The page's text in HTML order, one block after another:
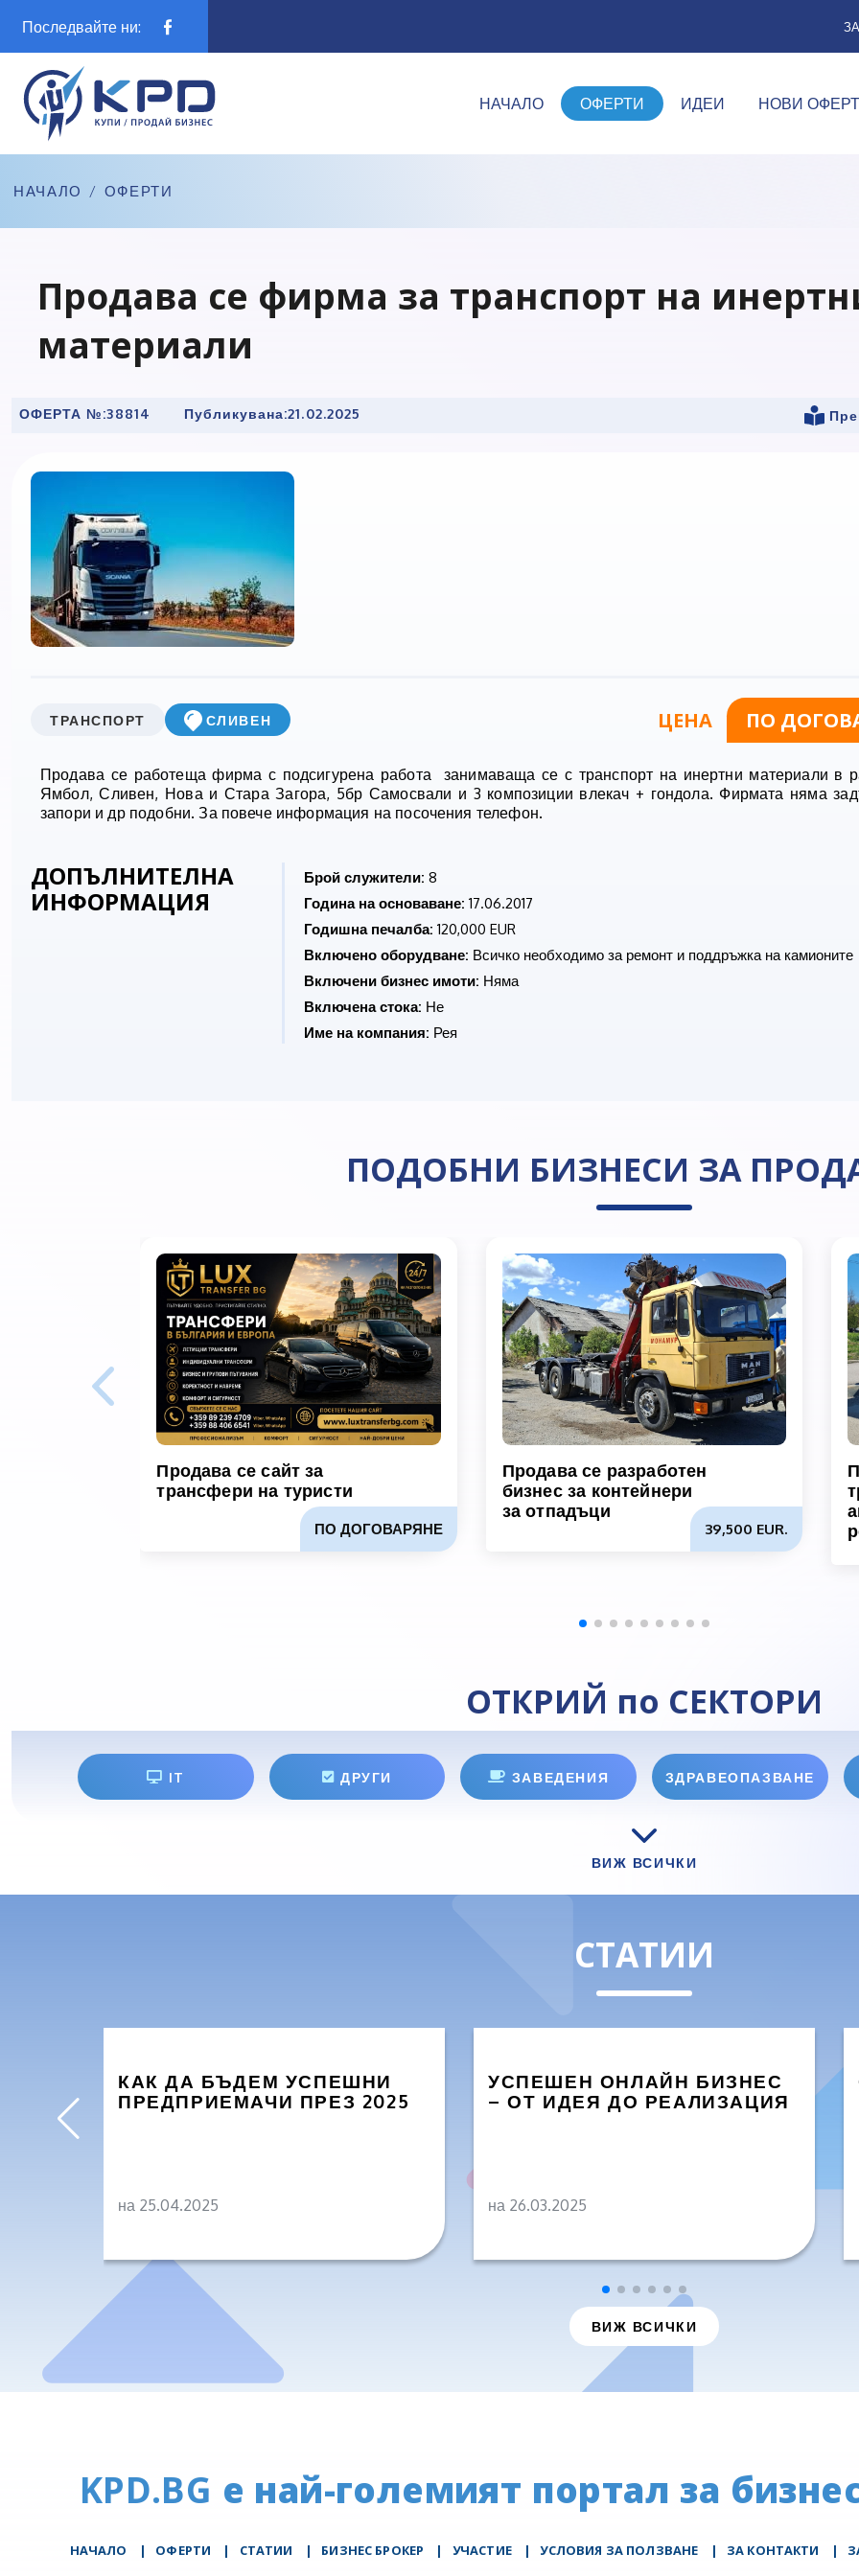
Последвайте ни:
НАЧАЛО ОФЕРТИ ИДЕИ НОВИ
НАЧАЛО / ОФЕРТИ
Продава се фирма за транспорт на
материали
ОФЕРТА №:38814 Публикувана:21.02.2025
ЦЕНА ПО
ТРАНСПОРТ СЛИВЕН
Продава се работеща фирма с подсигурена работа занимаваща се с транспорт на инертни материали в
Ямбол, Сливен, Нова и Стара Загора, 5бр Самосвали и 3 композиции влекач + гондола. Фирмата няма
запори и др подобни. За повече информация на посочения телефон.
ДОПЪЛНИТЕЛНА
ИНФОРМАЦИЯ
Брой служители: 8
Година на основаване: 17.06.2017
Годишна печалба: 120,000 EUR
Включено оборудване: Всичко необходимо за ремонт и поддръжка на камионите
Включени бизнес имоти: Няма
Включена стока: Не
Име на компания: Рея
ПОДОБНИ БИЗНЕСИ ЗА
Продава се сайт за
трансфери на туристи
ПО ДОГОВАРЯНЕ
Продава се разработен
бизнес за контейнери
за отпадъци
39,500 EUR.
ОТКРИЙ по СЕКТОРИ
IT ДРУГИ ЗАВЕДЕНИЯ ЗДРАВЕОПАЗВАНЕ
ВИЖ ВСИЧКИ
СТАТИИ
КАК ДА БЪДЕМ УСПЕШНИ
ПРЕДПРИЕМАЧИ ПРЕЗ 2025
на 25.04.2025
УСПЕШЕН ОНЛАЙН БИЗНЕС
– ОТ ИДЕЯ ДО РЕАЛИЗАЦИЯ
на 26.03.2025
ВИЖ ВСИЧКИ
KPD.BG е най-големият портал за
НАЧАЛО | ОФЕРТИ | СТАТИИ | БИЗНЕС БРОКЕР | УЧАСТИЕ | УСЛОВИЯ ЗА ПОЛЗВАНЕ | ЗА КОНТАКТИ |